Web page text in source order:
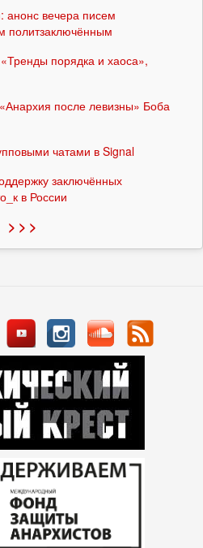
анонс вечера писем
политзаключённым
порядка и хаоса»,
после левизны» Боба
чатами в Signal
заключённых
в России
> > >